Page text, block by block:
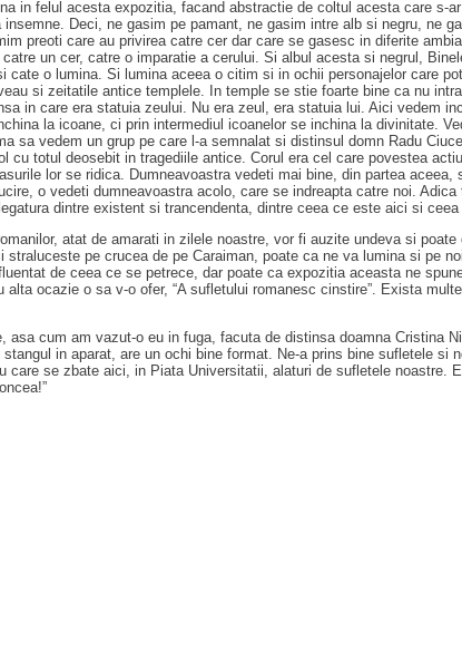
in felul acesta expozitia, facand abstractie de coltul acesta care s-
Deci, ne gasim pe pamant, ne gasim intre alb si negru, ne
preoti care au privirea catre cer dar care se gasesc in diferite
un cer, catre o imparatie a cerului. Si albul acesta si negrul,
cate o lumina. Si lumina aceea o citim si in ochii personajelor care
si zeitatile antice templele. In temple se stie foarte bine ca nu
in care era statuia zeului. Nu era zeul, era statuia lui. Aici vedem
la icoane, ci prin intermediul icoanelor se inchina la divinitate.
sa vedem un grup pe care l-a semnalat si distinsul domn Radu
cu totul deosebit in tragediile antice. Corul era cel care povestea
lor se ridica. Dumneavoastra vedeti mai bine, din partea aceea,
o vedeti dumneavoastra acolo, care se indreapta catre noi.
dintre existent si trancendenta, dintre ceea ce este aici si
atat de amarati in zilele noastre, vor fi auzite undeva si
straluceste pe crucea de pe Caraiman, poate ca ne va lumina si pe
de ceea ce se petrece, dar poate ca expozitia aceasta ne
ocazie o sa v-o ofer, “A sufletului romanesc cinstire”. Exista
asa cum am vazut-o eu in fuga, facuta de distinsa doamna Cristina
in aparat, are un ochi bine format. Ne-a prins bine sufletele si
care se zbate aici, in Piata Universitatii, alaturi de sufletele noastre.